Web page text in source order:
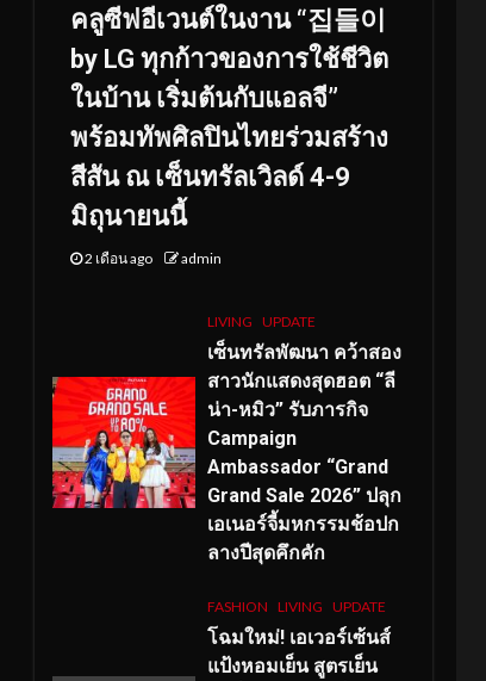
คลูซีฟอีเวนต์ในงาน “집들이
by LG ทุกก้าวของการใช้ชีวิต
ในบ้าน เริ่มต้นกับแอลจี”
พร้อมทัพศิลปินไทยร่วมสร้าง
สีสัน ณ เซ็นทรัลเวิลด์ 4-9
มิถุนายนนี้
2 เดือน ago admin
LIVING UPDATE
เซ็นทรัลพัฒนา คว้าสอง
สาวนักแสดงสุดฮอต “ลี
น่า-หมิว” รับภารกิจ
Campaign
Ambassador “Grand
Grand Sale 2026” ปลุก
เอเนอร์จี้มหกรรมช้อปก
ลางปีสุดคึกคัก
FASHION LIVING UPDATE
โฉมใหม่! เอเวอร์เซ้นส์
แป้งหอมเย็น สูตรเย็น